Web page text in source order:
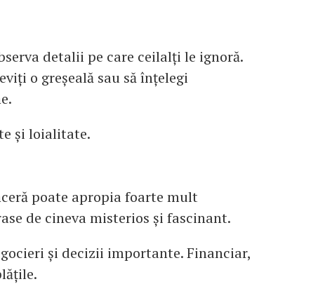
detalii pe care ceilalți le ignoră.
o greșeală sau să înțelegi
și loialitate.
poate apropia foarte mult
de cineva misterios și fascinant.
și decizii importante. Financiar,